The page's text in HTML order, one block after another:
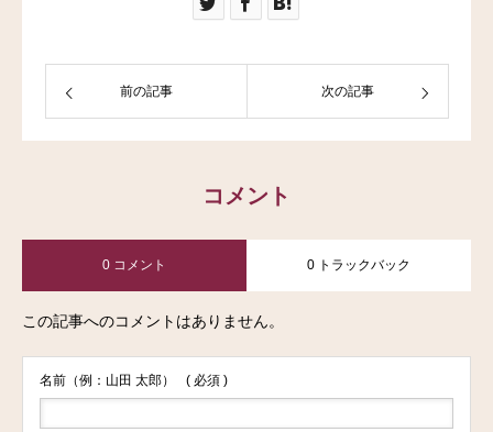
前の記事 次の記事
コメント
0 コメント 0 トラックバック
この記事へのコメントはありません。
名前（例：山田 太郎） ( 必須 )